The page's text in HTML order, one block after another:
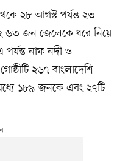
২৮ আগস্ট পর্যন্ত ২৩
৬৩ জন জেলেকে ধরে নিয়ে
নাফ নদী ও
২৬৭ বাংলাদেশি
১৮৯ জনকে এবং ২৭টি